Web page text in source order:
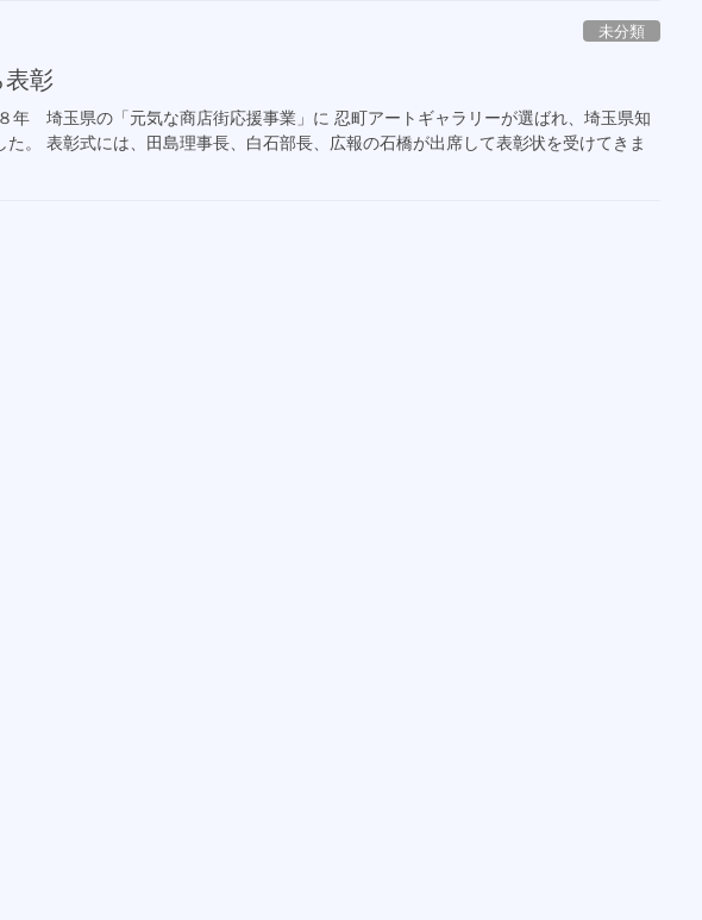
未分類
表彰
年 埼玉県の「元気な商店街応援事業」に 忍町アートギャラリーが選ばれ、埼玉県知
。 表彰式には、田島理事長、白石部長、広報の石橋が出席して表彰状を受けてきま